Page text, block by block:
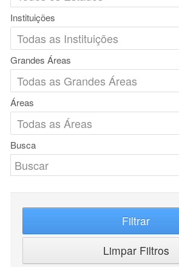
Instituições
Grandes Áreas
Áreas
Busca
Filtrar
Limpar Filtros